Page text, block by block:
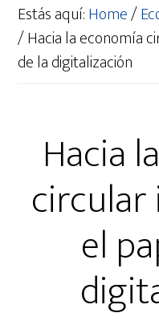
Estás aquí:Home/
/Hacia la economía
de la digitalización
Hacia
el